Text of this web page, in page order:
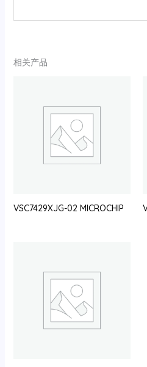
相关产品
VSC7429XJG-02 MICROCHIP